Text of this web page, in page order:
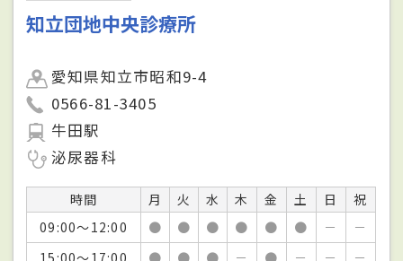
知立団地中央診療所
愛知県知立市昭和9-4
0566-81-3405
牛田駅
泌尿器科
時間 月 火 水 木 金 土 日
祝
09:00～12:00
● ● ● ● ● ● －
－
15:00～17:00
● ● ● － ● － －
－